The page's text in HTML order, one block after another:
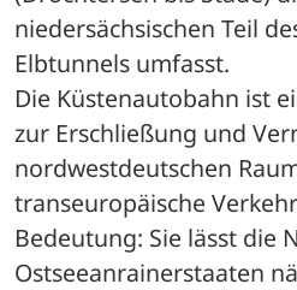
niedersächsischen Teil
Elbtunnels umfasst.
Die Küstenautobahn ist
zur Erschließung und
nordwestdeutschen
transeuropäische
Bedeutung: Sie lässt die
Ostseeanrainerstaaten